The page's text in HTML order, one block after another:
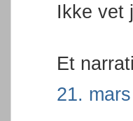
Ikke vet
Et
21.